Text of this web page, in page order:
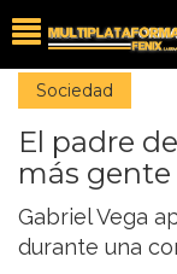
Sociedad
El padre
más
Gabriel Vega
durante una